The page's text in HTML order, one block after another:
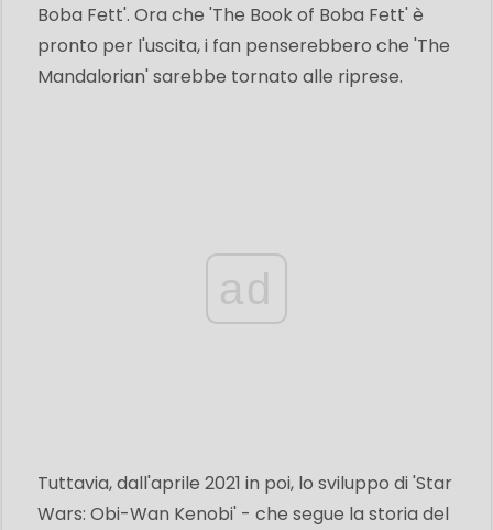
Boba Fett'. Ora che 'The Book of Boba Fett' è
pronto per l'uscita, i fan penserebbero che 'The
Mandalorian' sarebbe tornato alle riprese.
ad
Tuttavia, dall'aprile 2021 in poi, lo sviluppo di 'Star
Wars: Obi-Wan Kenobi' - che segue la storia del